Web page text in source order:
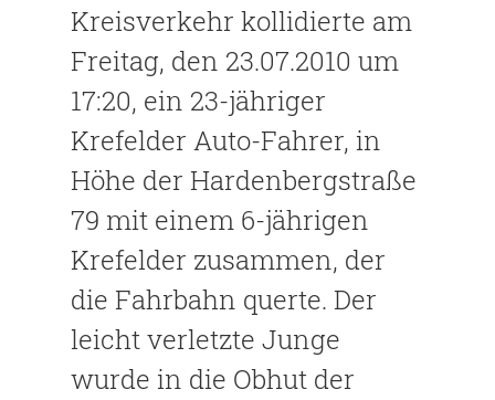
Kreisverkehr kollidierte am
Freitag, den 23.07.2010 um
17:20, ein 23-jähriger
Krefelder Auto-Fahrer, in
Höhe der Hardenbergstraße
79 mit einem 6-jährigen
Krefelder zusammen, der
die Fahrbahn querte. Der
leicht verletzte Junge
wurde in die Obhut der